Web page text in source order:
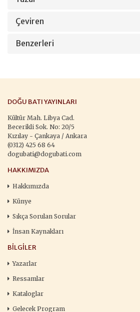
Çeviren
Benzerleri
DOĞU BATI YAYINLARI
Kültür Mah. Libya Cad.
Becerikli Sok. No: 20/5
Kızılay - Çankaya / Ankara
(0312) 425 68 64
dogubati@dogubati.com
HAKKIMIZDA
Hakkımızda
Künye
Sıkça Sorulan Sorular
İnsan Kaynakları
BILGILER
Yazarlar
Ressamlar
Kataloglar
Gelecek Program